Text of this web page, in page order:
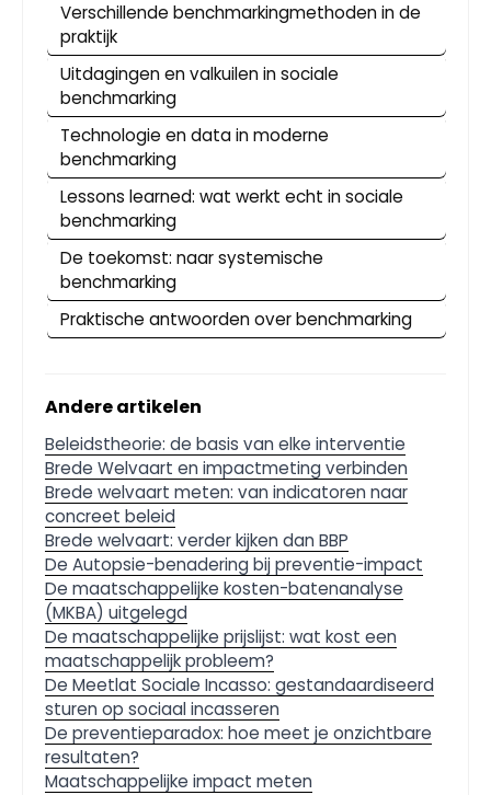
Verschillende benchmarkingmethoden in de
praktijk
Uitdagingen en valkuilen in sociale
benchmarking
Technologie en data in moderne
benchmarking
Lessons learned: wat werkt echt in sociale
benchmarking
De toekomst: naar systemische
benchmarking
Praktische antwoorden over benchmarking
Andere artikelen
Beleidstheorie: de basis van elke interventie
Brede Welvaart en impactmeting verbinden
Brede welvaart meten: van indicatoren naar
concreet beleid
Brede welvaart: verder kijken dan BBP
De Autopsie-benadering bij preventie-impact
De maatschappelijke kosten-batenanalyse
(MKBA) uitgelegd
De maatschappelijke prijslijst: wat kost een
maatschappelijk probleem?
De Meetlat Sociale Incasso: gestandaardiseerd
sturen op sociaal incasseren
De preventieparadox: hoe meet je onzichtbare
resultaten?
Maatschappelijke impact meten